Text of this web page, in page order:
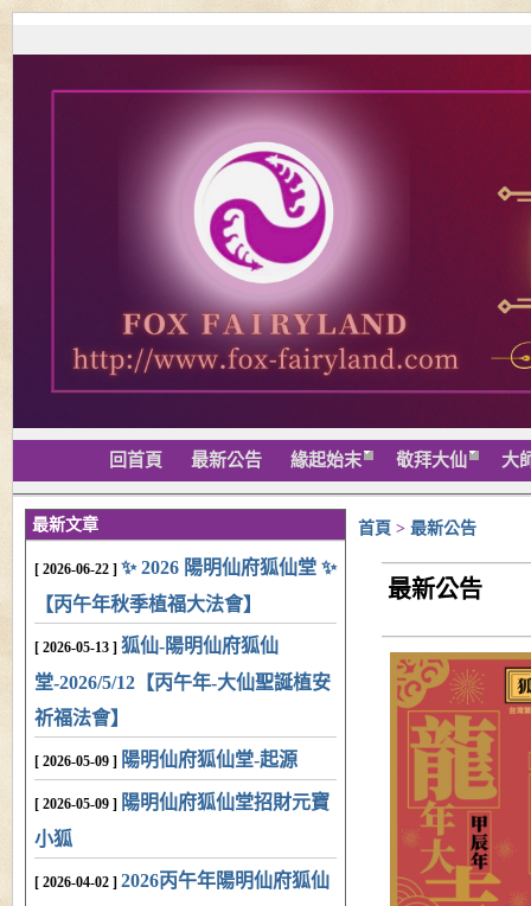
回首頁 最新公告 緣起始末 敬拜大仙 大
最新文章
[ 2026-06-22 ] ✨ 2026 陽明仙府狐仙堂 ✨
【丙午年秋季植福大法會】
[ 2026-05-13 ] 狐仙-陽明仙府狐仙
堂-2026/5/12【丙午年-大仙聖誕植安
祈福法會】
[ 2026-05-09 ] 陽明仙府狐仙堂-起源
[ 2026-05-09 ] 陽明仙府狐仙堂招財元寶
小狐
[ 2026-04-02 ] 2026丙午年陽明仙府狐仙
首頁 > 最新公告
最新公告